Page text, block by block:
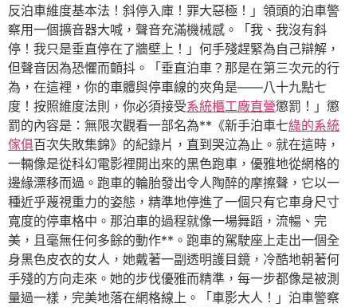
反泊車維度基本法！斜停入庫！罪大惡極！」領頭的泊車警
察用一個擴音器大喊，聲音充滿機械感。「我、我沒有斜
停！我只是垂直停在了牆壁上！」何手殘趕緊為自己辯解，
但聲音因為恐懼而顫抖。「垂直泊車？那是在第三次元的行
為，在這裡，你的車體與停車線的夾角是——八十九點七
度！按照維度法則，你必須接受系統櫃工廠直營懲罰！」懲
罰的內容是：無限次觀看一部名為**《新手泊車七綠的系統
傢俱百次失敗集錦》的紀錄片，直到哭泣為止。就在這時，
一輛像是從科幻電影裡開出來的黑色跑車，優雅地從網格的
邊緣漂移而過。跑車的輪胎發出令人陶醉的摩擦聲，它以一
種近乎蔑視重力的姿態，精準地停進了一個只有它車身尺寸
寬度的停車格中。那泊車的過程就像一場舞蹈，流暢、完
美，且毫無任何多餘的動作**。跑車的駕駛座上走出一個全
身黑色皮衣的女人，她戴著一副透明護目鏡，冷酷地朝著何
手殘的方向走來。她的步伐優雅而精準，每一步都像是被測
量過一樣，完美地落在網格線上。「車影大人！」泊車警察